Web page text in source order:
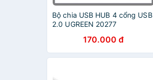
Bộ chia USB HUB 4 cổng USB
2.0 UGREEN 20277
170.000 đ